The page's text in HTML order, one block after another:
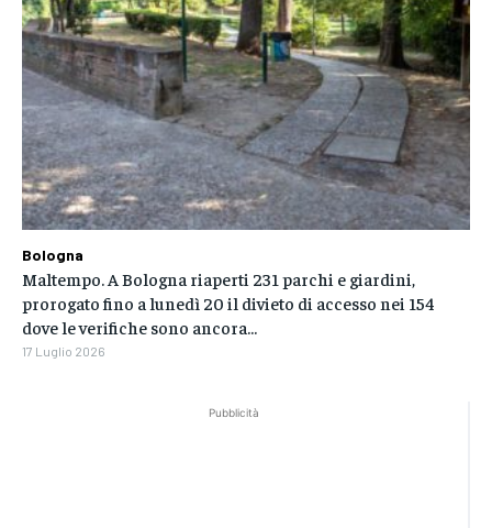
Pubblicità
Bologna
Maltempo. A Bologna riaperti 231 parchi e giardini,
prorogato fino a lunedì 20 il divieto di accesso nei 154
dove le verifiche sono ancora...
17 Luglio 2026